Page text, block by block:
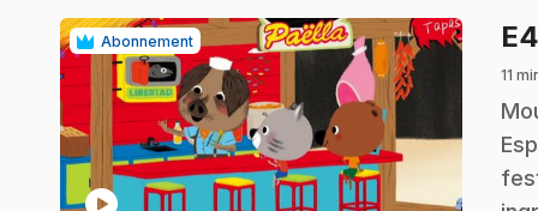
Abonnement E4
11
.